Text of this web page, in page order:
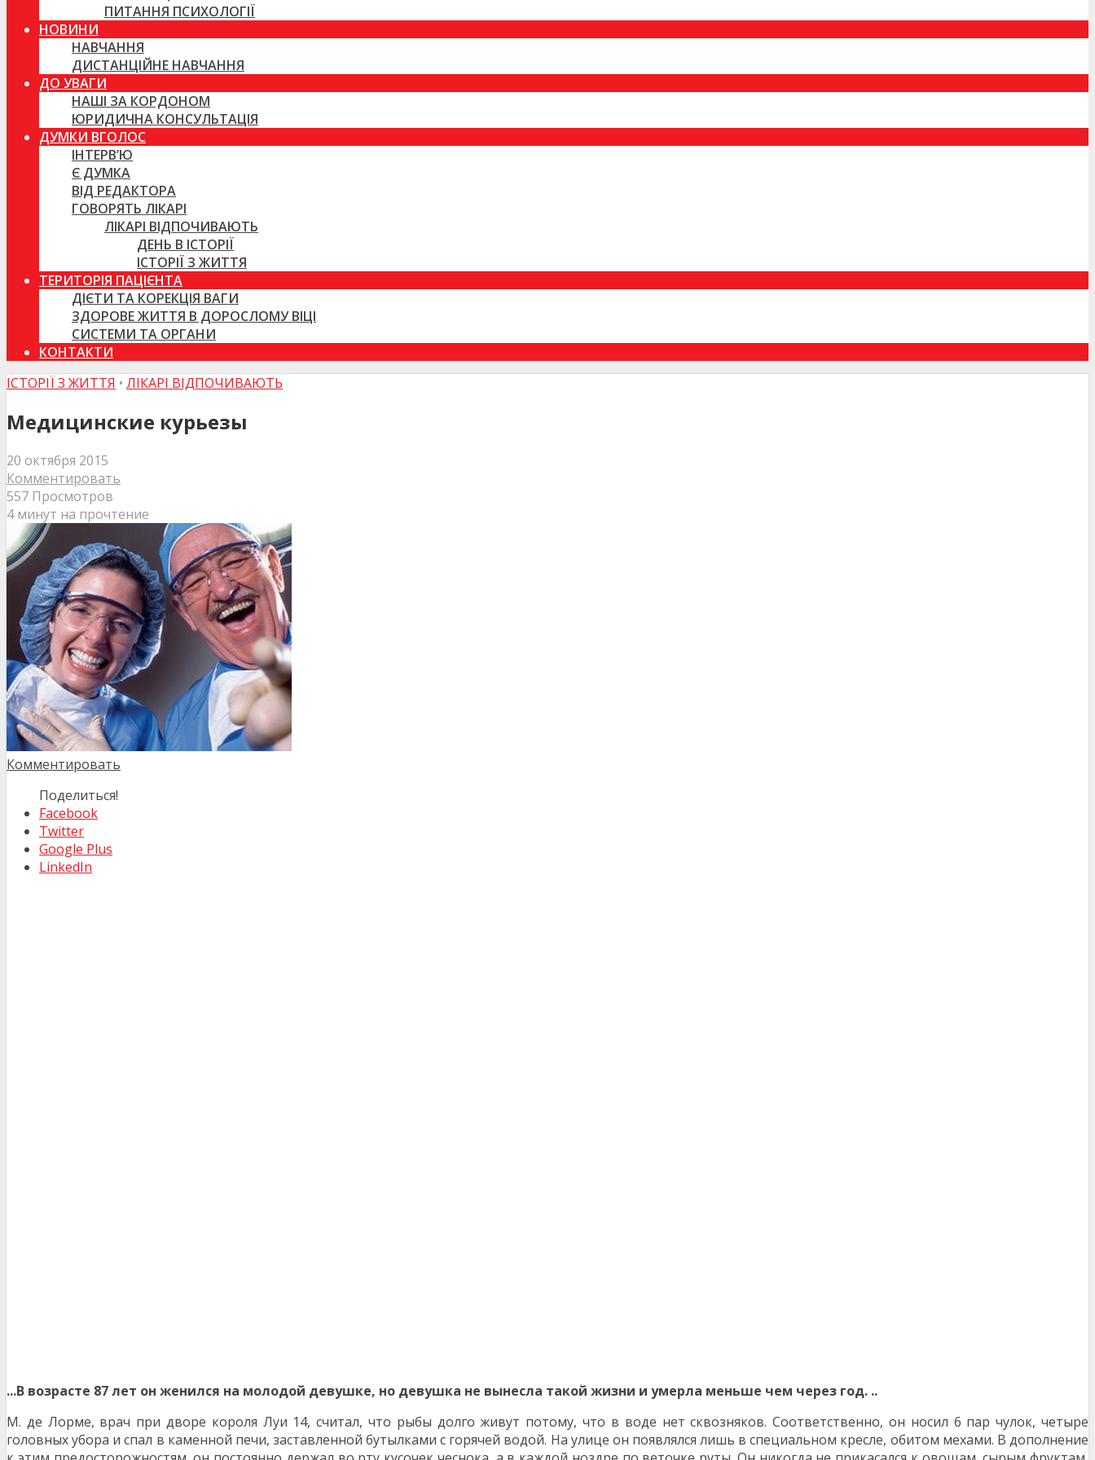
ПИТАННЯ ПСИХОЛОГІЇ
НОВИНИ
НАВЧАННЯ
ДИСТАНЦІЙНЕ НАВЧАННЯ
ДО УВАГИ
НАШІ ЗА КОРДОНОМ
ЮРИДИЧНА КОНСУЛЬТАЦІЯ
ДУМКИ ВГОЛОС
ІНТЕРВ’Ю
Є ДУМКА
ВІД РЕДАКТОРА
ГОВОРЯТЬ ЛІКАРІ
ЛІКАРІ ВІДПОЧИВАЮТЬ
ДЕНЬ В ІСТОРІЇ
ІСТОРІЇ З ЖИТТЯ
ТЕРИТОРІЯ ПАЦІЄНТА
ДІЄТИ ТА КОРЕКЦІЯ ВАГИ
ЗДОРОВЕ ЖИТТЯ В ДОРОСЛОМУ ВІЦІ
СИСТЕМИ ТА ОРГАНИ
КОНТАКТИ
ІСТОРІЇ З ЖИТТЯ • ЛІКАРІ ВІДПОЧИВАЮТЬ
Медицинские курьезы
20 октября 2015
Комментировать
557 Просмотров
4 минут на прочтение
Комментировать
Поделиться!
Facebook
Twitter
Google Plus
LinkedIn
...В возрасте 87 лет он женился на молодой девушке, но девушка не вынесла такой жизни и умерла меньше чем через год. ..
М. де Лорме, врач при дворе короля Луи 14, считал, что рыбы долго живут потому, что в воде нет сквозняков. Соответственно, он носил 6 пар чулок, четыре
головных убора и спал в каменной печи, заставленной бутылками с горячей водой. На улице он появлялся лишь в специальном кресле, обитом мехами. В дополнение